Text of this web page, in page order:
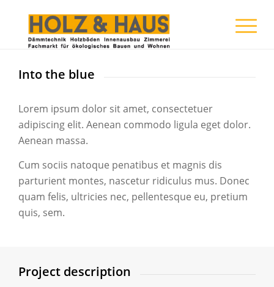
Into the blue
Lorem ipsum dolor sit amet, consectetuer
adipiscing elit. Aenean commodo ligula eget dolor.
Aenean massa.
Cum sociis natoque penatibus et magnis dis
parturient montes, nascetur ridiculus mus. Donec
quam felis, ultricies nec, pellentesque eu, pretium
quis, sem.
Project description